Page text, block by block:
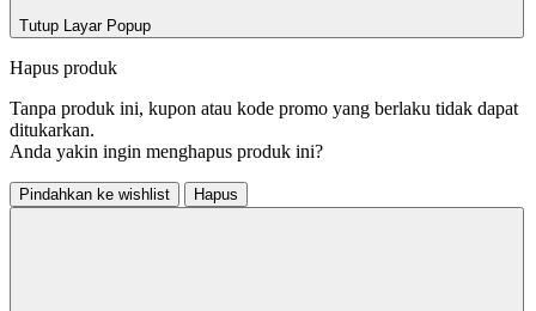
Tutup Layar Popup
Hapus produk
Tanpa produk ini, kupon atau kode promo yang berlaku tidak dapat
ditukarkan.
Anda yakin ingin menghapus produk ini?
Pindahkan ke wishlist Hapus